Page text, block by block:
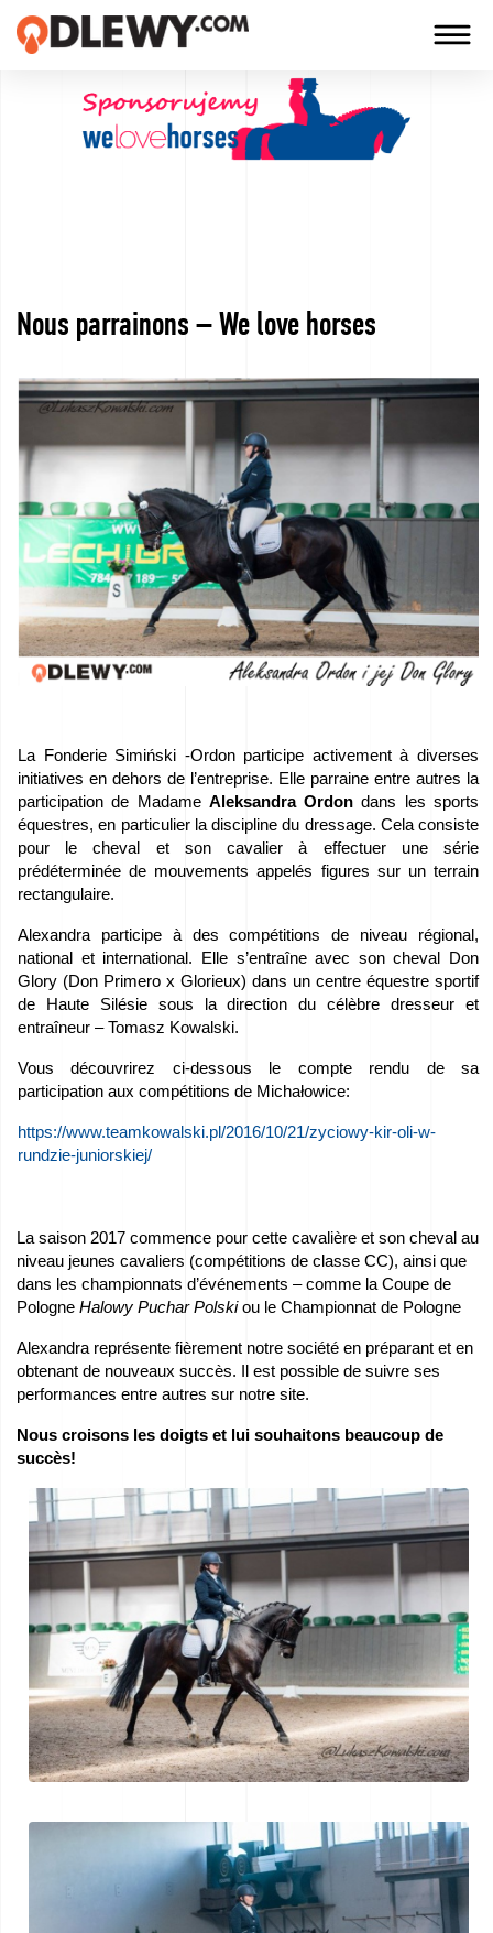
TECHNOLOGIA
Entreprise
Technologies
produits
Carrière
–
Déposez
vos
candidatures
Équipement
à
vendre
Subventions
de
l’UE
Nous
–
We
love
Films
de
la
Fonderie
Contact
Demande
d'offre
Nous parrainons – We love horses
La Fonderie Simiński -Ordon participe activement à diverses
initiatives en dehors de l’entreprise. Elle parraine entre autres la
participation de Madame Aleksandra Ordon dans les sports
équestres, en particulier la discipline du dressage. Cela consiste
pour le cheval et son cavalier à effectuer une série
prédéterminée de mouvements appelés figures sur un terrain
rectangulaire.
Alexandra participe à des compétitions de niveau régional,
national et international. Elle s’entraîne avec son cheval Don
Glory (Don Primero x Glorieux) dans un centre équestre sportif
de Haute Silésie sous la direction du célèbre dresseur et
entraîneur – Tomasz Kowalski.
Vous découvrirez ci-dessous le compte rendu de sa
participation aux compétitions de Michałowice:
https://www.teamkowalski.pl/2016/10/21/zyciowy-kir-oli-w-
rundzie-juniorskiej/
La saison 2017 commence pour cette cavalière et son cheval au
niveau jeunes cavaliers (compétitions de classe CC), ainsi que
dans les championnats d’événements – comme la Coupe de
Pologne Halowy Puchar Polskiou le Championnat de Pologne
Alexandra représente fièrement notre société en préparant et en
obtenant de nouveaux succès. Il est possible de suivre ses
performances entre autres sur notre site.
Nous croisons les doigts et lui souhaitons beaucoup de
succès!